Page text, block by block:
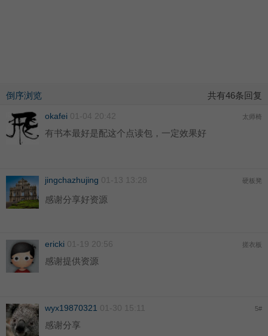
倒序浏览 共有46条回复
okafei 01-04 20:42 太师椅
有书本最好是配这个点读包，一定效果好
jingchazhujing 01-13 13:28 硬板凳
感谢分享好资源
ericki 01-19 20:56 搓衣板
感谢提供资源
wyx19870321 01-30 15:11 5#
感谢分享